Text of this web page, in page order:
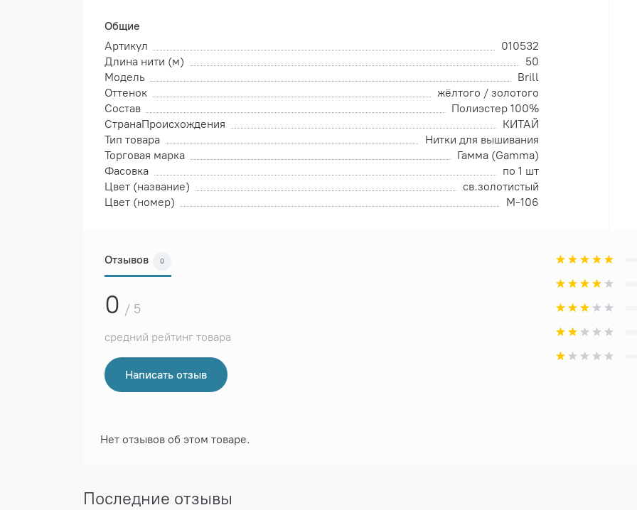
Общие
Артикул
010532
Длина нити (м)
50
Модель
Brill
Оттенок
жёлтого / золотого
Состав
Полиэстер 100%
СтранаПроисхождения
КИТАЙ
Тип товара
Нитки для вышивания
Торговая марка
Гамма (Gamma)
Фасовка
по 1 шт
Цвет (название)
св.золотистый
Цвет (номер)
М-106
Отзывов 0
0 / 5
средний рейтинг товара
Написать отзыв
Нет отзывов об этом товаре.
Последние отзывы